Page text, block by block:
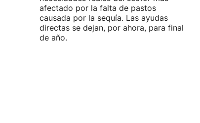
afectado por la falta de pastos
causada por la sequía. Las ayudas
directas se dejan, por ahora, para final
de año.